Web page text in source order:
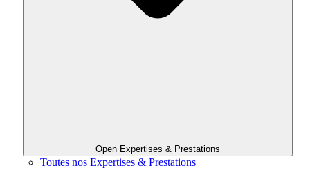
Open Expertises & Prestations
Toutes nos Expertises & Prestations